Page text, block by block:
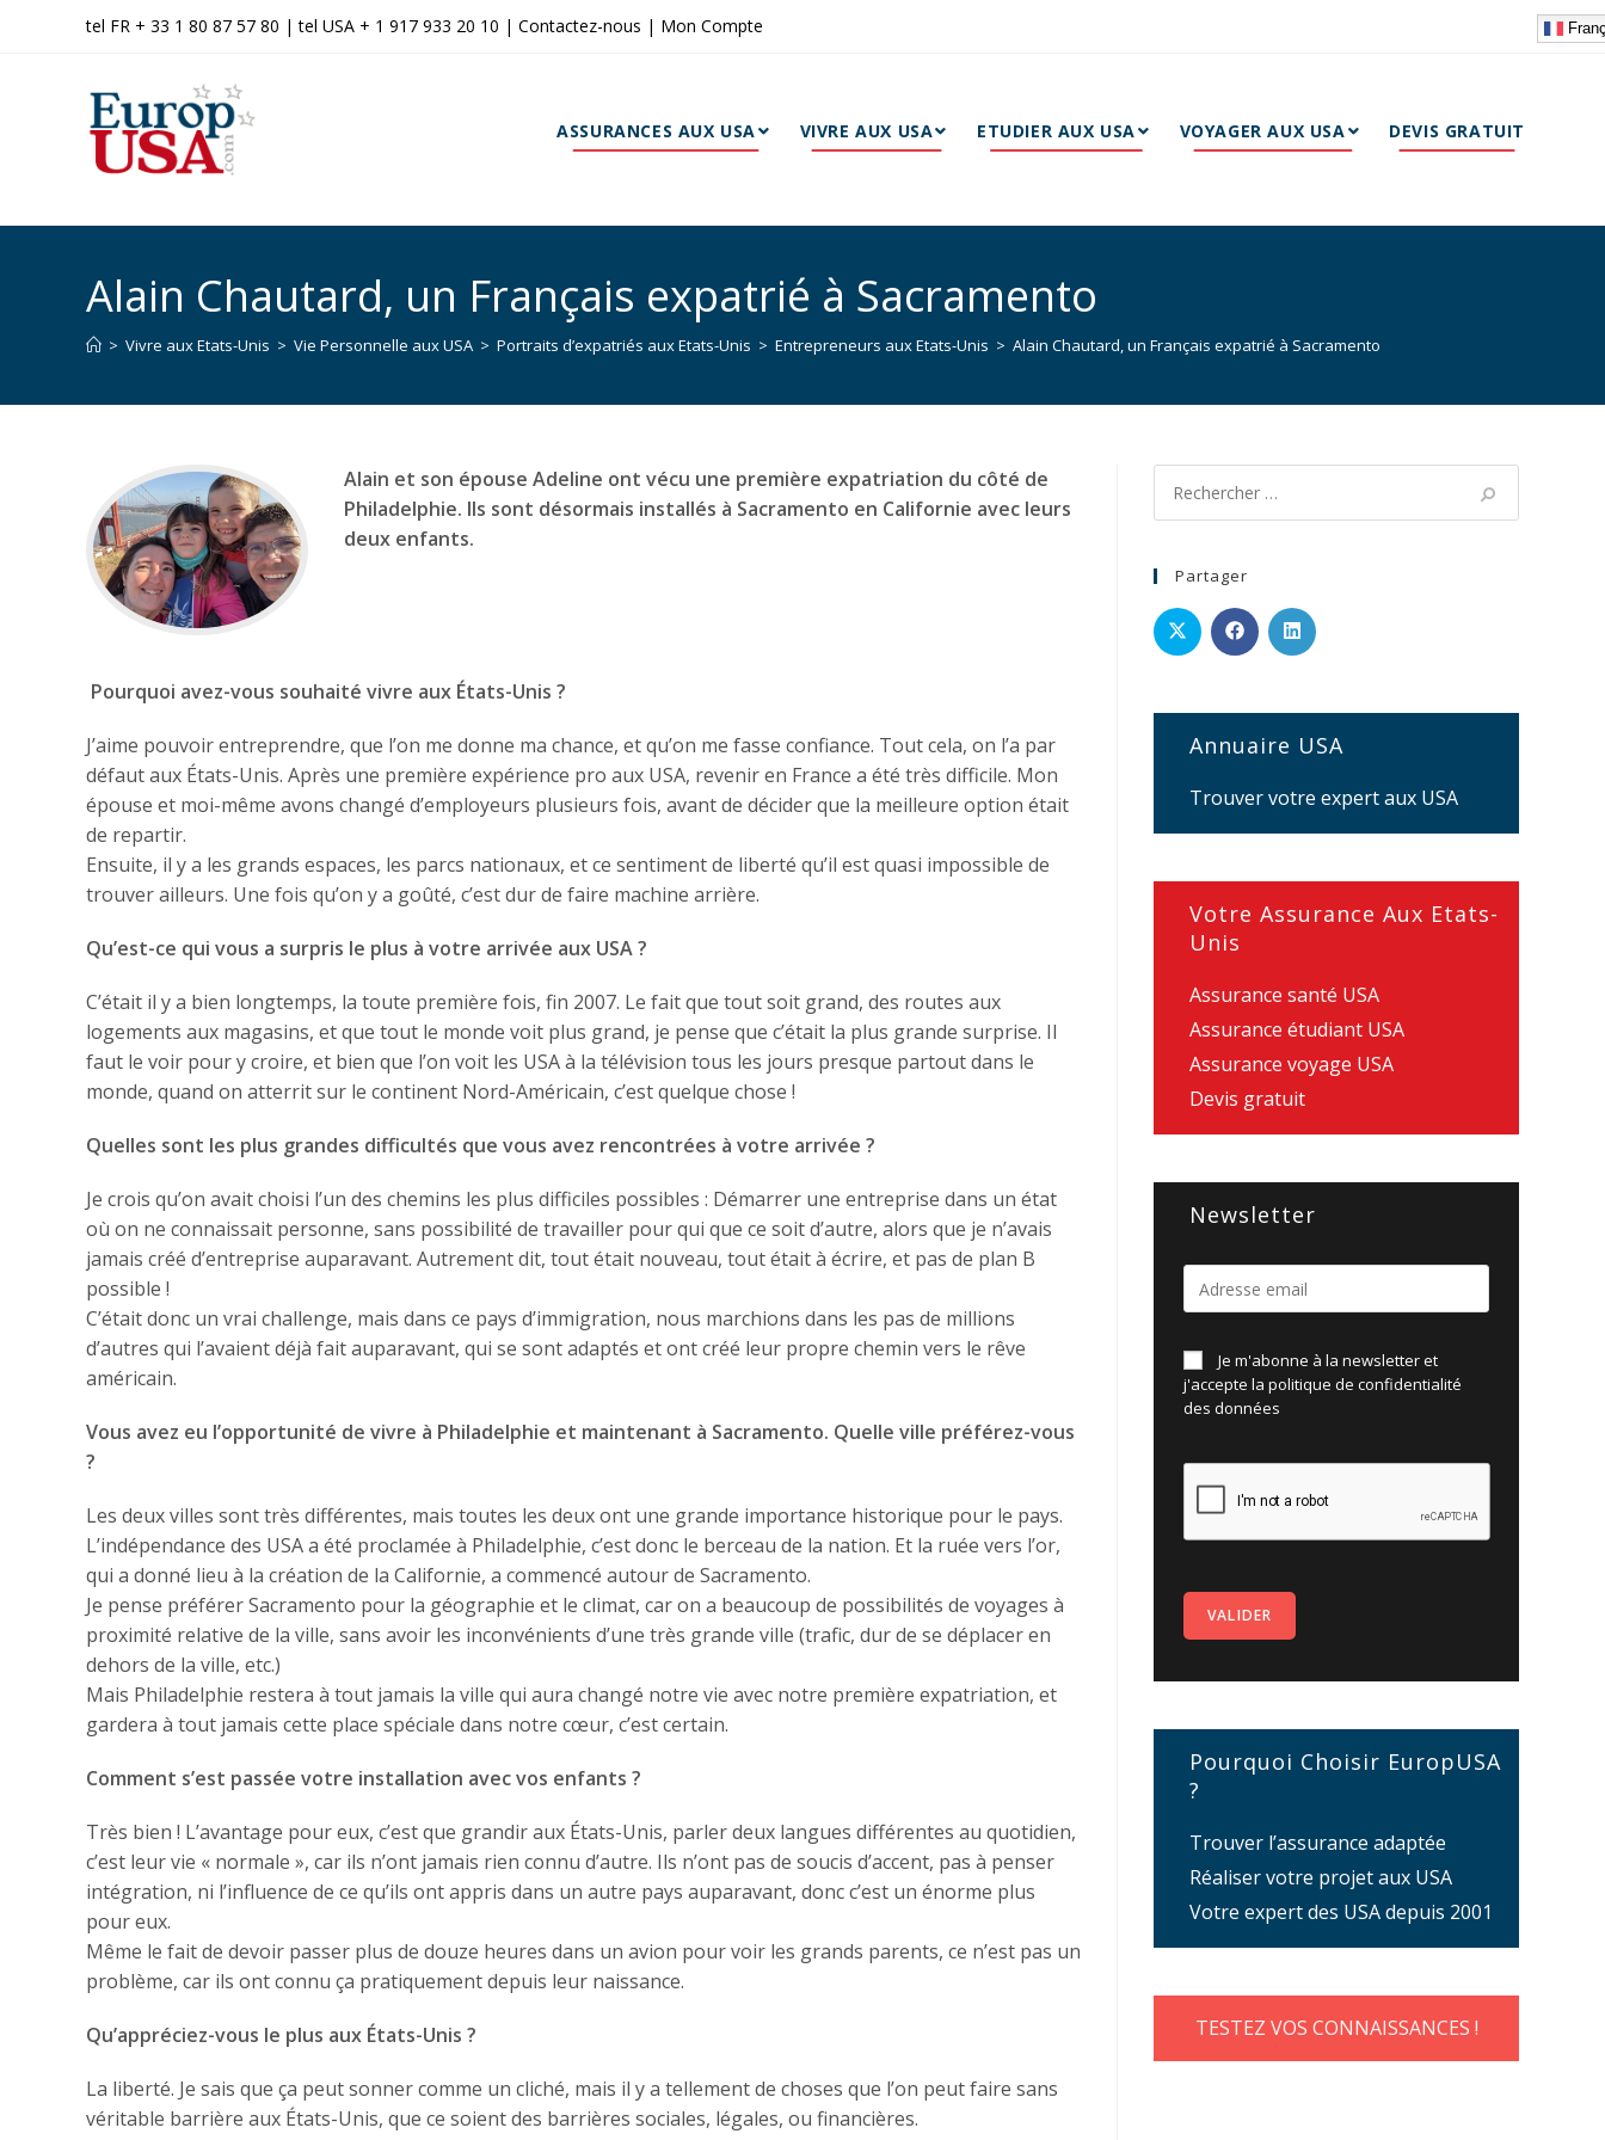
tel FR + 33 1 80 87 57 80 | tel USA + 1 917 933 20 10 | Contactez-nous | Mon Compte
ASSURANCES AUX USA VIVRE AUX USA ETUDIER AUX USA VOYAGER AUX USA DEVIS GRATUIT
Alain Chautard, un Français expatrié à Sacramento
> Vivre aux Etats-Unis > Vie Personnelle aux USA > Portraits d’expatriés aux Etats-Unis > Entrepreneurs aux Etats-Unis > Alain Chautard, un Français expatrié à Sacramento
Alain et son épouse Adeline ont vécu une première expatriation du côté de
Philadelphie. Ils sont désormais installés à Sacramento en Californie avec leurs
deux enfants.
Pourquoi avez-vous souhaité vivre aux États-Unis ?
J’aime pouvoir entreprendre, que l’on me donne ma chance, et qu’on me fasse confiance. Tout cela, on l’a par
défaut aux États-Unis. Après une première expérience pro aux USA, revenir en France a été très difficile. Mon
épouse et moi-même avons changé d’employeurs plusieurs fois, avant de décider que la meilleure option était
de repartir.
Ensuite, il y a les grands espaces, les parcs nationaux, et ce sentiment de liberté qu’il est quasi impossible de
trouver ailleurs. Une fois qu’on y a goûté, c’est dur de faire machine arrière.
Qu’est-ce qui vous a surpris le plus à votre arrivée aux USA ?
C’était il y a bien longtemps, la toute première fois, fin 2007. Le fait que tout soit grand, des routes aux
logements aux magasins, et que tout le monde voit plus grand, je pense que c’était la plus grande surprise. Il
faut le voir pour y croire, et bien que l’on voit les USA à la télévision tous les jours presque partout dans le
monde, quand on atterrit sur le continent Nord-Américain, c’est quelque chose !
Quelles sont les plus grandes difficultés que vous avez rencontrées à votre arrivée ?
Je crois qu’on avait choisi l’un des chemins les plus difficiles possibles : Démarrer une entreprise dans un état
où on ne connaissait personne, sans possibilité de travailler pour qui que ce soit d’autre, alors que je n’avais
jamais créé d’entreprise auparavant. Autrement dit, tout était nouveau, tout était à écrire, et pas de plan B
possible !
C’était donc un vrai challenge, mais dans ce pays d’immigration, nous marchions dans les pas de millions
d’autres qui l’avaient déjà fait auparavant, qui se sont adaptés et ont créé leur propre chemin vers le rêve
américain.
Vous avez eu l’opportunité de vivre à Philadelphie et maintenant à Sacramento. Quelle ville préférez-vous
?
Les deux villes sont très différentes, mais toutes les deux ont une grande importance historique pour le pays.
L’indépendance des USA a été proclamée à Philadelphie, c’est donc le berceau de la nation. Et la ruée vers l’or,
qui a donné lieu à la création de la Californie, a commencé autour de Sacramento.
Je pense préférer Sacramento pour la géographie et le climat, car on a beaucoup de possibilités de voyages à
proximité relative de la ville, sans avoir les inconvénients d’une très grande ville (trafic, dur de se déplacer en
dehors de la ville, etc.)
Mais Philadelphie restera à tout jamais la ville qui aura changé notre vie avec notre première expatriation, et
gardera à tout jamais cette place spéciale dans notre cœur, c’est certain.
Comment s’est passée votre installation avec vos enfants ?
Très bien ! L’avantage pour eux, c’est que grandir aux États-Unis, parler deux langues différentes au quotidien,
c’est leur vie « normale », car ils n’ont jamais rien connu d’autre. Ils n’ont pas de soucis d’accent, pas à penser
intégration, ni l’influence de ce qu’ils ont appris dans un autre pays auparavant, donc c’est un énorme plus
pour eux.
Même le fait de devoir passer plus de douze heures dans un avion pour voir les grands parents, ce n’est pas un
problème, car ils ont connu ça pratiquement depuis leur naissance.
Qu’appréciez-vous le plus aux États-Unis ?
La liberté. Je sais que ça peut sonner comme un cliché, mais il y a tellement de choses que l’on peut faire sans
véritable barrière aux États-Unis, que ce soient des barrières sociales, légales, ou financières.
Partager
Annuaire USA
Trouver votre expert aux USA
Votre Assurance Aux Etats-
Unis
Assurance santé USA
Assurance étudiant USA
Assurance voyage USA
Devis gratuit
Newsletter
Je m'abonne à la newsletter et
j'accepte la politique de confidentialité
des données
Pourquoi Choisir EuropUSA
?
Trouver l’assurance adaptée
Réaliser votre projet aux USA
Votre expert des USA depuis 2001
TESTEZ VOS CONNAISSANCES !